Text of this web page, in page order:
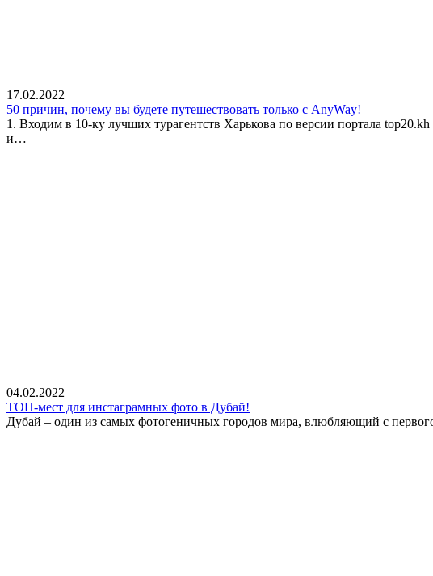
17.02.2022
50 причин, почему вы будете путешествовать только с AnyWay!
1. Входим в 10-ку лучших турагентств Харькова по версии портала
и…
04.02.2022
ТОП-мест для инстаграмных фото в Дубай!
Дубай – один из самых фотогеничных городов мира, влюбляющий с